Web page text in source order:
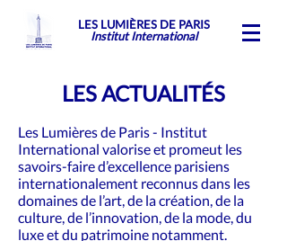
LES LUMIÈRES DE PARIS
Institut International
LES ACTUALITÉS
Les Lumières de Paris - Institut
International valorise et promeut les
savoirs-faire d’excellence parisiens
internationalement reconnus dans les
domaines de l’art, de la création, de la
culture, de l’innovation, de la mode, du
luxe et du patrimoine notamment.